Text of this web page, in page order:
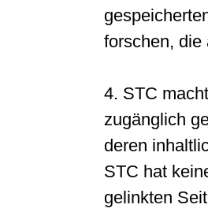
forschen, die
4. STC
zugänglich
deren
STC hat
gelinkten